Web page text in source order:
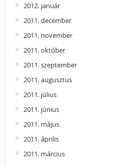
2012. január
2011. december
2011. november
2011. október
2011. szeptember
2011. augusztus
2011. július
2011. június
2011. május
2011. április
2011. március